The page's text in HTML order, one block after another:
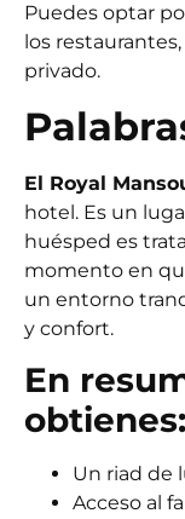
Puedes optar
los
privado.
El Royal
hotel. Es un
huésped es
momento en
un entorno
y confort.
En
obtienes:
Un riad de
Acceso al